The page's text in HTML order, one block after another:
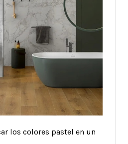
los colores pastel en un